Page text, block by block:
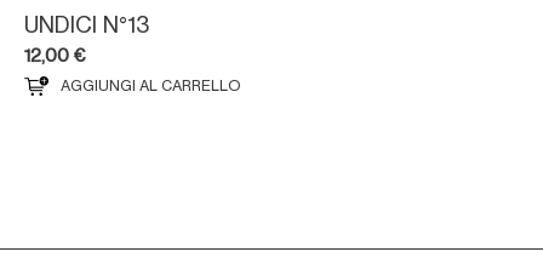
UNDICI N°13
12,00 €
AGGIUNGI AL CARRELLO